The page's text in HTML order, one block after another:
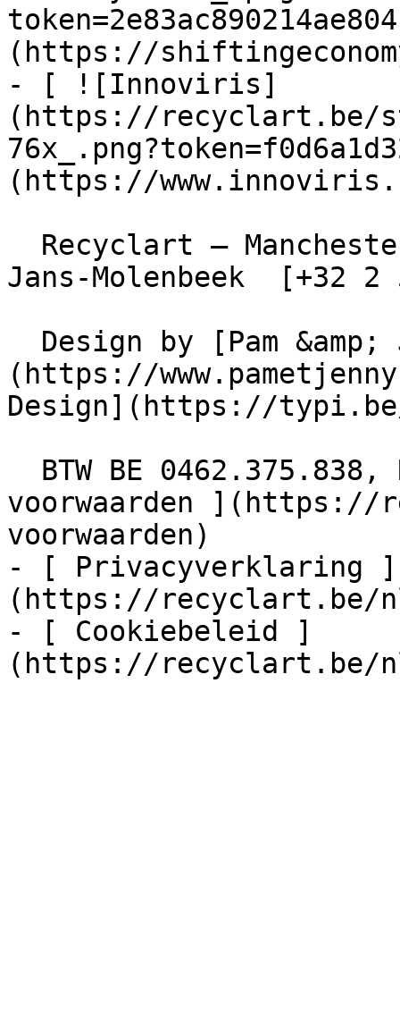
(https://
- [ ![Innoviris]
(https://recyclart.be/
(https://
Jans-Molenbeek  [+32
(https://
Design](https://
voorwaarden ](https://
voorwaarden)
- [ Privacyverklaring ]
(https://recyclart.be/
- [ Cookiebeleid ]